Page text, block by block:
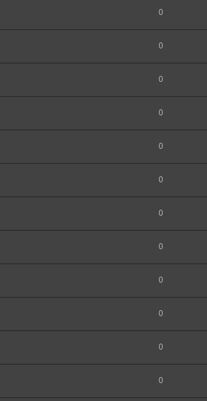
0
0
0
0
0
0
0
0
0
0
0
0